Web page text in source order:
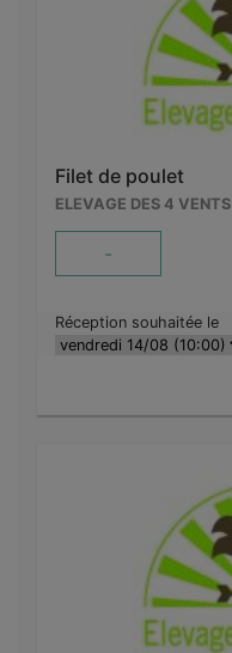
Filet de poulet
ELEVAGE DES 4 VENTS
-
Réception souhaitée le